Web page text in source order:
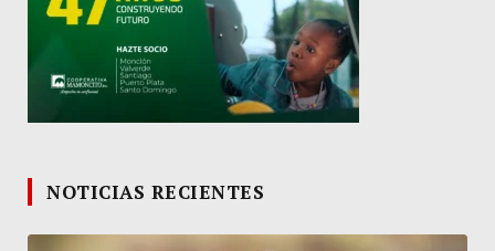
NOTICIAS RECIENTES